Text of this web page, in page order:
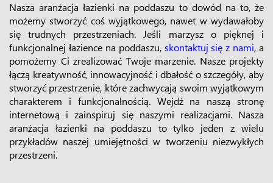
Nasza aranżacja łazienki na poddaszu to dowód na to, że
możemy stworzyć coś wyjątkowego, nawet w wydawałoby
się trudnych przestrzeniach. Jeśli marzysz o pięknej i
funkcjonalnej łazience na poddaszu, skontaktuj się z nami, a
pomożemy Ci zrealizować Twoje marzenie. Nasze projekty
łączą kreatywność, innowacyjność i dbałość o szczegóły, aby
stworzyć przestrzenie, które zachwycają swoim wyjątkowym
charakterem i funkcjonalnością. Wejdź na naszą stronę
internetową i zainspiruj się naszymi realizacjami. Nasza
aranżacja łazienki na poddaszu to tylko jeden z wielu
przykładów naszej umiejętności w tworzeniu niezwykłych
przestrzeni.